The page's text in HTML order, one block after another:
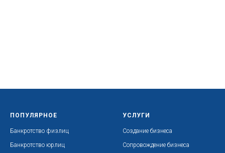
ПОПУЛЯРНОЕ
Банкротство физлиц
Банкротство юрлиц
УСЛУГИ
Создание бизнеса
Сопровождение бизнеса